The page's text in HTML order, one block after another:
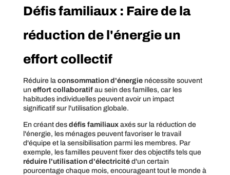
Défis familiaux : Faire de la
réduction de l'énergie un
effort collectif
Réduire la consommation d'énergienécessite souvent
un effort collaboratifau sein des familles, car les
habitudes individuelles peuvent avoir un impact
significatif sur l'utilisation globale.
En créant des défis familiauxaxés sur la réduction de
l'énergie, les ménages peuvent favoriser le travail
d'équipe et la sensibilisation parmi les membres. Par
exemple, les familles peuvent fixer des objectifs tels que
réduire l'utilisation d'électricitéd'un certain
pourcentage chaque mois, encourageant tout le monde à